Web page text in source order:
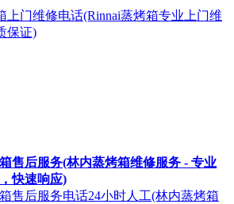
上门维修电话(Rinnai蒸烤箱专业上门维
保证)
售后服务(林内蒸烤箱维修服务 - 专业
快速响应)
售后服务电话24小时人工(林内蒸烤箱